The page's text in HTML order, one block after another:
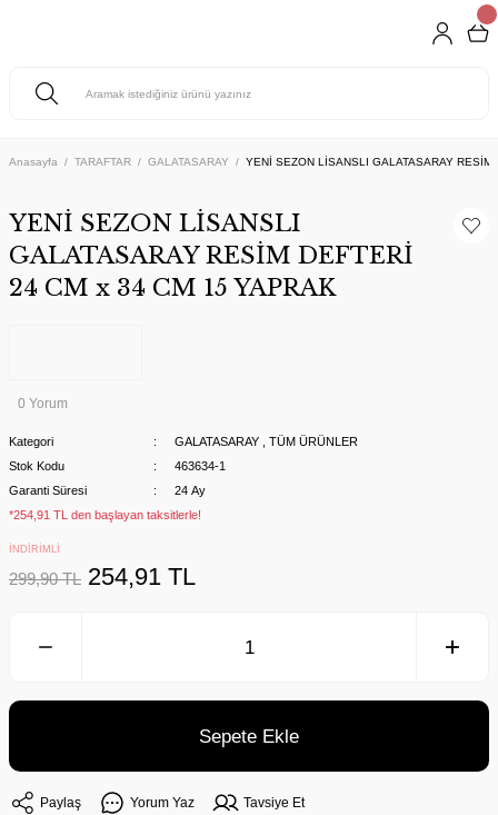
Anasayfa TARAFTAR GALATASARAY YENİ SEZON LİSANSLI GALATASARAY
YENİ SEZON LİSANSLI
GALATASARAY RESİM DEFTERİ
24 CM x 34 CM 15 YAPRAK
0 Yorum
Kategori GALATASARAY
TÜM ÜRÜNLER
Stok Kodu
463634-1
Garanti Süresi
24 Ay
*254,91 TL den başlayan taksitlerle!
İNDİRİMLİ
299,90 TL 254,91 TL
Sepete Ekle
Paylaş Yorum Yaz Tavsiye Et